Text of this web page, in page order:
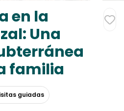
en la
Una
familia
guiadas